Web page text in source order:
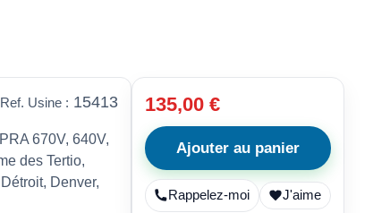
Ref. Usine : 15413
670V, 640V,
des Tertio,
Denver,
135,00 €
Ajouter au panier
Rappelez-moi J'aime